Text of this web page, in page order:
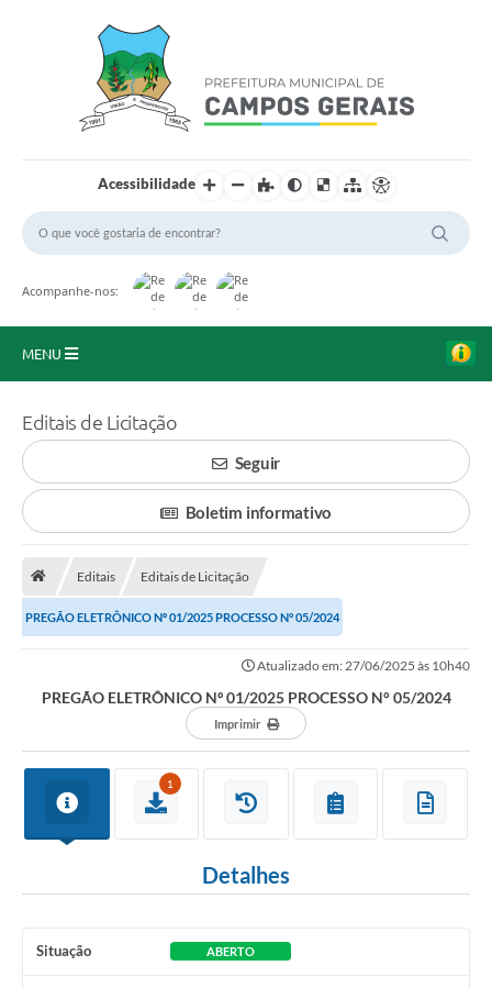
Acessibilidade
Acompanhe-nos:
MENU
O Município
A Prefeitura
Portal da Transparência
Secretarias
Mais
Editais de Licitação
Seguir
Boletim informativo
Editais Editais de Licitação
PREGÃO ELETRÔNICO Nº 01/2025 PROCESSO N° 05/2024
Atualizado em: 27/06/2025 às 10h40
PREGÃO ELETRÔNICO Nº 01/2025 PROCESSO N° 05/2024
Imprimir
1
Detalhes
Situação ABERTO